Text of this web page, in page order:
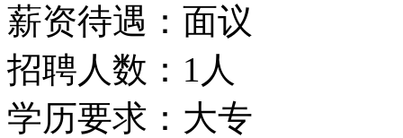
薪资待遇：面议
招聘人数：1人
学历要求：大专